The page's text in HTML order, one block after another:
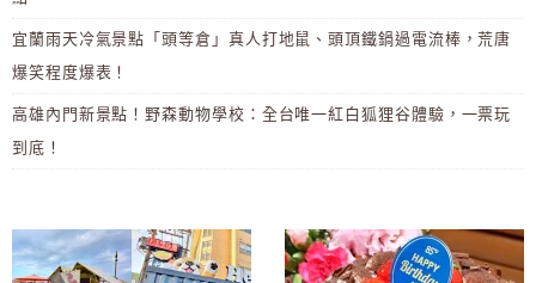
宜蘭雨天冷氣景點「頭等倉」真人打地鼠、頭頂鐵鍋過電流棒，荒唐
爆笑程度爆表！
高雄內門新景點！野森動物學校：全台唯一紅白狐狸谷體驗，一票玩
到底！